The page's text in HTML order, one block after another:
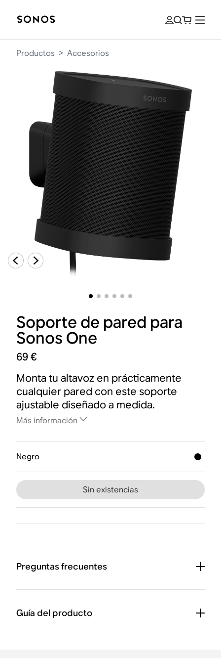
Productos > Accesorios
Soporte de pared para
Sonos One
69 €
Monta tu altavoz en prácticamente
cualquier pared con este soporte
ajustable diseñado a medida.
Más información
Negro
Sin existencias
Preguntas frecuentes
Guía del producto